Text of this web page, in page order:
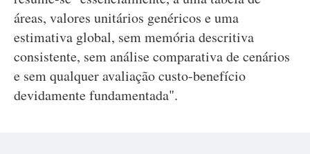
áreas, valores unitários genéricos e uma
estimativa global, sem memória descritiva
consistente, sem análise comparativa de cenários
e sem qualquer avaliação custo-benefício
devidamente fundamentada".